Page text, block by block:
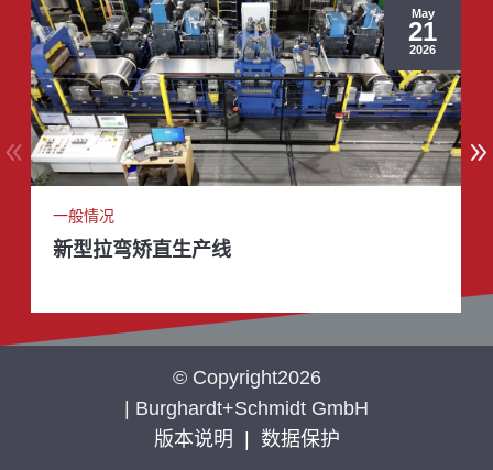
May
21
2026
一般情况
新型拉弯矫直生产线
© Copyright2026
| Burghardt+Schmidt GmbH
版本说明
数据保护